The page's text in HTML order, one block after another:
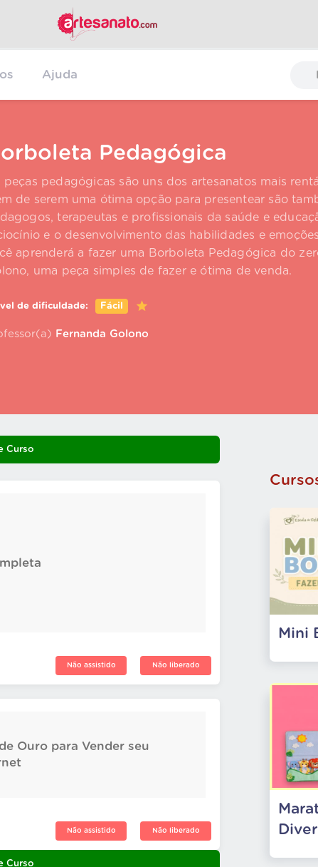
Ajuda
Pedagógica
peças pedagógicas são uns dos artesanatos mais
de serem uma ótima opção para presentear são
terapeutas e profissionais da saúde e
e o desenvolvimento das habilidades e
aprenderá a fazer uma Borboleta Pedagógica do
uma peça simples de fazer e ótima de venda.
de dificuldade: Fácil
Fernanda Golono
Curso
Não assistido Não liberado
Ouro para Vender seu
Não assistido Não liberado
Curso
Mini